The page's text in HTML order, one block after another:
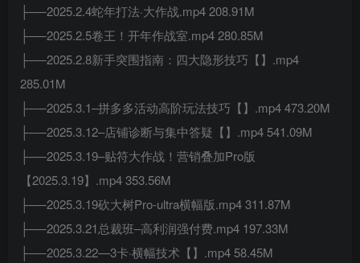
├──2025.2.4蛇年打法·大作战.mp4 208.91M
├──2025.2.5卷王！开年作战室.mp4 280.85M
├──2025.2.8新手突围指南：四大隐形技巧【】.mp4
285.01M
├──2025.3.1–拼多多活动高阶玩法技巧【】.mp4 473.20M
├──2025.3.12–店铺诊断与集中答疑【】.mp4 541.09M
├──2025.3.19–贴符大作战！营销叠加Pro版
【2025.3.19】.mp4 353.56M
├──2025.3.19砍大树Pro-ultra横幅版.mp4 311.87M
├──2025.3.21总裁班–高利润强付费.mp4 197.33M
├──2025.3.22—3卡·横幅技术【】.mp4 58.45M